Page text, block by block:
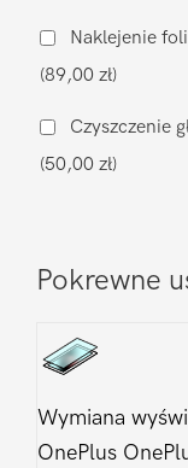
oryginalną
OnePlus
OnePlus
Nord
Naklejenie
(89,00 zł)
Czyszczenie
(50,00 zł)
Pokrewne
Wymiana
OnePlus